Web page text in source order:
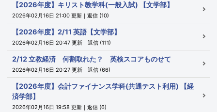
【2026年度】キリスト教学科(一般入試) 【文学部】
2026年02月16日 21:00 更新｜返信 (10)
【2026年度】2/11 英語【文学部】
2026年02月16日 20:47 更新｜返信 (111)
2/12 立教経済 何割取れた？ 英検スコアものせて
2026年02月16日 20:27 更新｜返信 (66)
【2026年度】会計ファイナンス学科(共通テスト利用) 【経
済学部】
2026年02月16日 19:58 更新｜返信 (6)